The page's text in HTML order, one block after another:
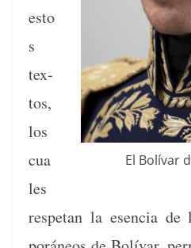
El Bolí­var
esto
s
tex­
tos,
los
cua
les
respetan la esen­cia